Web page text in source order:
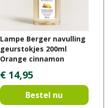
Lampe Berger navulling
geurstokjes 200ml
Orange cinnamon
€ 14,95
Bestel nu